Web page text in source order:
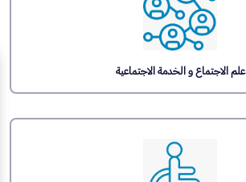
علم الاجتماع و الخدمة الاجتماعية